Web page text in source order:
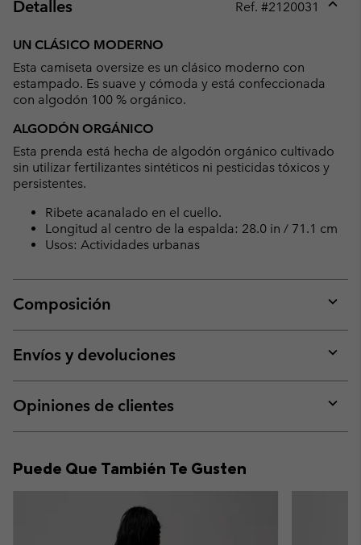
Detalles Ref. #2120031
UN CLÁSICO MODERNO
Esta camiseta oversize es un clásico moderno con
estampado. Es suave y cómoda y está confeccionada
con algodón 100 % orgánico.
ALGODÓN ORGÁNICO
Esta prenda está hecha de algodón orgánico cultivado
sin utilizar fertilizantes sintéticos ni pesticidas tóxicos y
persistentes.
Ribete acanalado en el cuello.
Longitud al centro de la espalda: 28.0 in / 71.1 cm
Usos: Actividades urbanas
Composición
or
Envíos y devoluciones
or
Opiniones de clientes
or
Puede Que También Te Gusten